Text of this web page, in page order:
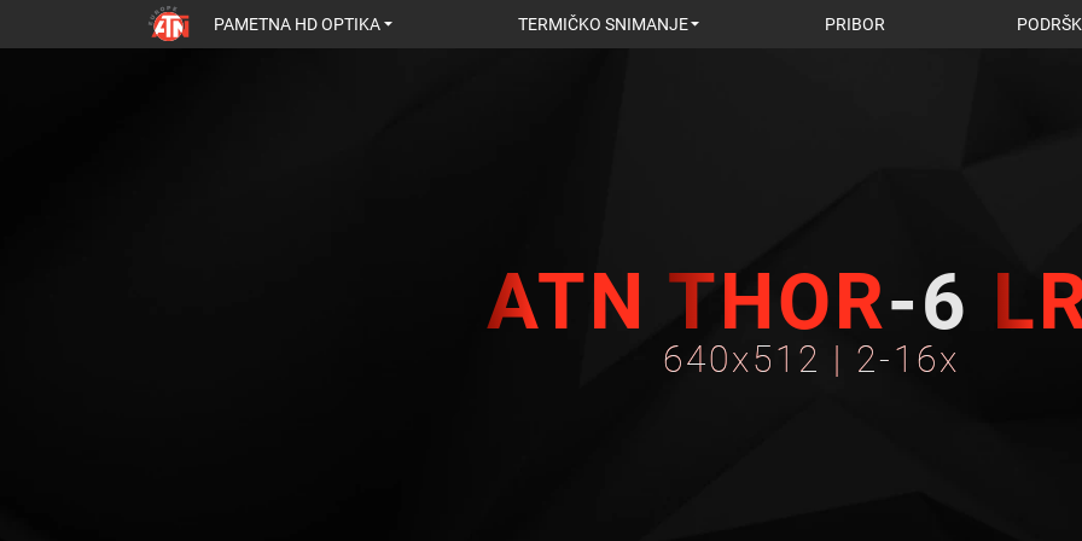
PAMETNA HD OPTIKA TERMIČKO SNIMANJE PRIBOR
ATN THOR-6
640x512 | 2-16x